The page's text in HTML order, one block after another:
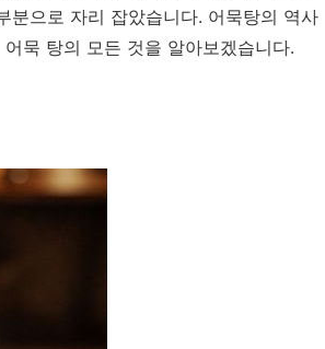
분으로 자리 잡았습니다. 어묵탕의 역사
묵 탕의 모든 것을 알아보겠습니다.